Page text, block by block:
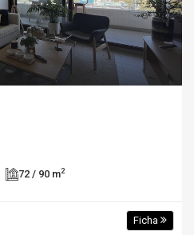
72 / 90 m2
Ficha